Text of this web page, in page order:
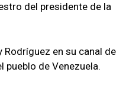
del presidente de la
Rodríguez en su canal de
de Venezuela.